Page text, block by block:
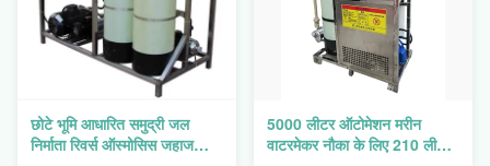
छोटे भूमि आधारित समुद्री जल
निर्माता रिवर्स ऑस्मोसिस जहाज
5000 लीटर ऑटोमेशन मरीन
वाटरमेकर नौका के लिए 210 लीटर/